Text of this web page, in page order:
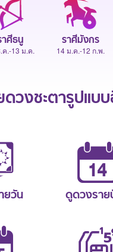
าศีธนู
ค.-13 ม.ค.
ราศีมังกร
14 ม.ค.-12 ก.พ.
ดวงชะตารูปแบ
ยวัน ดูดวงรา